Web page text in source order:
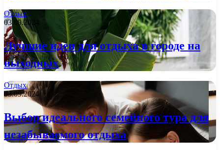
Отдых
03.09.2024
Лучшие идеи для отдыха в городе на
выходных
Отдых
03.09.2024
Выбор идеального семейного тура для
незабываемого отдыха